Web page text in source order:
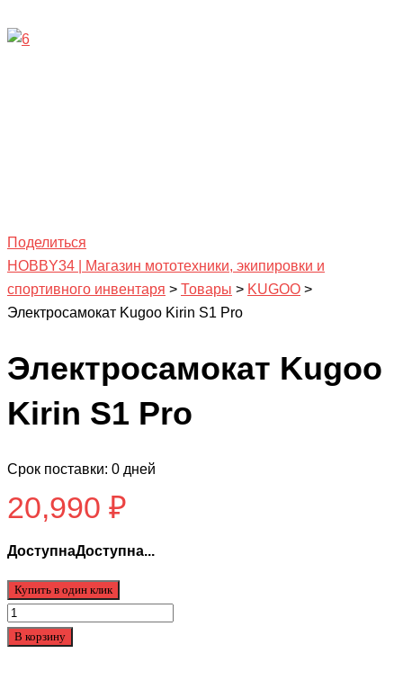
Поделиться
HOBBY34 | Магазин мототехники, экипировки и
спортивного инвентаря > Товары > KUGOO >
Электросамокат Kugoo Kirin S1 Pro
Электросамокат Kugoo
Kirin S1 Pro
Срок поставки: 0 дней
20,990 ₽
ДоступнаДоступна...
Купить в один клик
Количество
товара
В корзину